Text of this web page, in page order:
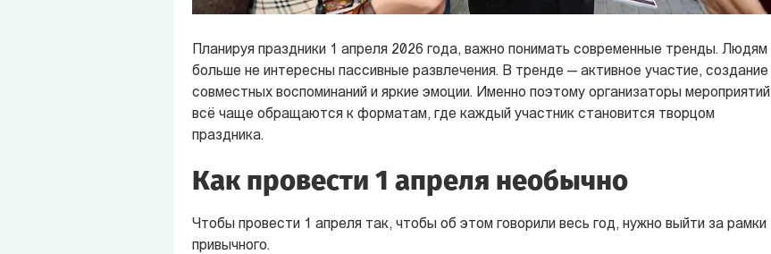
Планируя праздники 1 апреля 2026 года, важно понимать современные тренды. Людям
больше не интересны пассивные развлечения. В тренде — активное участие, создание
совместных воспоминаний и яркие эмоции. Именно поэтому организаторы мероприятий
всё чаще обращаются к форматам, где каждый участник становится творцом
праздника.
Как провести 1 апреля необычно
Чтобы провести 1 апреля так, чтобы об этом говорили весь год, нужно выйти за рамки
привычного.